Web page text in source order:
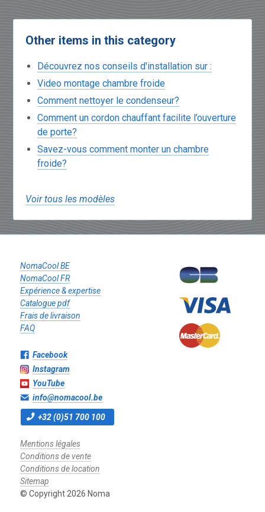
Other items in this category
Découvrez nos conseils d'installation sur :
Video montage chambre froide
Comment nettoyer le condenseur?
Comment un cordon chauffant facilite l’ouverture
de porte?
Savez-vous comment monter un chambre
froide?
Voir tous les modèles
NomaCool BE
NomaCool FR
Expérience & expertise
Catalogue pdf
Frais de livraison
FAQ
Facebook
Instagram
YouTube
info@nomacool.be
+32 (0)51 700 100
Mentions légales
Conditions de vente
Conditions de location
Sitemap
© Copyright 2026 Noma